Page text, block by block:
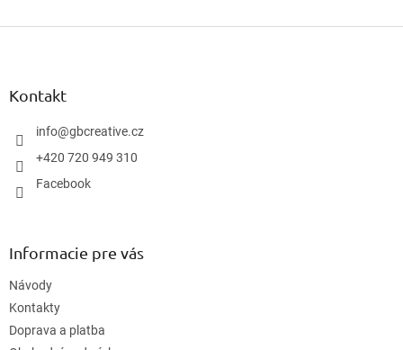
Z
Kontakt
info@gbcreative.cz
+420 720 949 310
Facebook
Informacie pre vás
Návody
Kontakty
Doprava a platba